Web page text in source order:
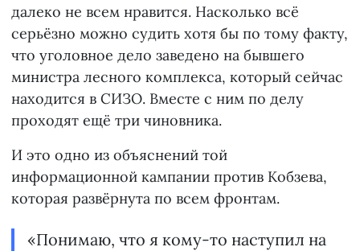
далеко не всем нравится. Насколько всё
серьёзно можно судить хотя бы по тому факту,
что уголовное дело заведено на бывшего
министра лесного комплекса, который сейчас
находится в СИЗО. Вместе с ним по делу
проходят ещё три чиновника.
И это одно из объяснений той
информационной кампании против Кобзева,
которая развёрнута по всем фронтам.
«Понимаю, что я кому-то наступил на